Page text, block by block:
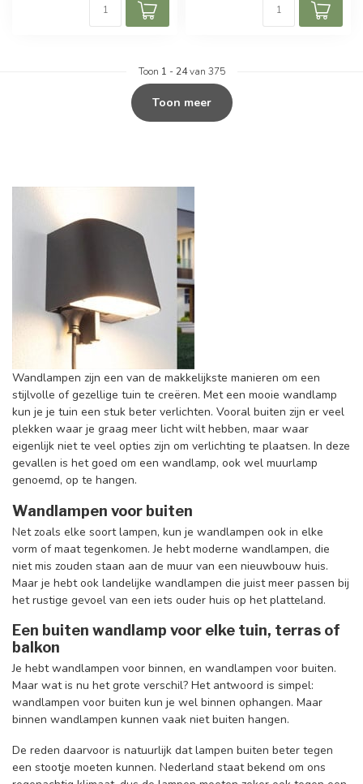
Toon 1 - 24van 375
Toon meer
Wandlampen zijn een van de makkelijkste manieren om een
stijlvolle of gezellige tuin te creëren. Met een mooie wandlamp
kun je je tuin een stuk beter verlichten. Vooral buiten zijn er veel
plekken waar je graag meer licht wilt hebben, maar waar
eigenlijk niet te veel opties zijn om verlichting te plaatsen. In deze
gevallen is het goed om een wandlamp, ook wel muurlamp
genoemd, op te hangen.
Wandlampen voor buiten
Net zoals elke soort lampen, kun je wandlampen ook in elke
vorm of maat tegenkomen. Je hebt moderne wandlampen, die
niet mis zouden staan aan de muur van een nieuwbouw huis.
Maar je hebt ook landelijke wandlampen die juist meer passen bij
het rustige gevoel van een iets ouder huis op het platteland.
Een buiten wandlamp voor elke tuin, terras of
balkon
Je hebt wandlampen voor binnen, en wandlampen voor buiten.
Maar wat is nu het grote verschil? Het antwoord is simpel:
wandlampen voor buiten kun je wel binnen ophangen. Maar
binnen wandlampen kunnen vaak niet buiten hangen.
De reden daarvoor is natuurlijk dat lampen buiten beter tegen
een stootje moeten kunnen. Nederland staat bekend om ons